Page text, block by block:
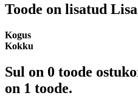
Toode on lisatud
Kogus
Kokku
Sul on 0 toode
on 1 toode.